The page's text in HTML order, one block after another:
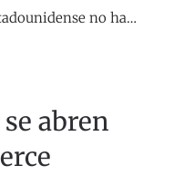
no ha…
abren